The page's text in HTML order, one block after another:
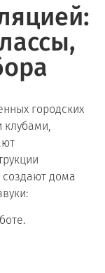
городских
клубами,
создают дома